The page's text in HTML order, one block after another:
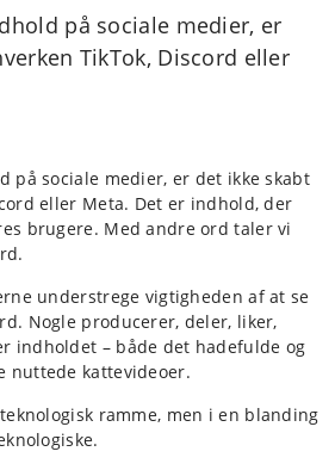
på sociale medier, er
TikTok, Discord eller
på sociale medier, er det ikke skabt
eller Meta. Det er indhold, der
brugere. Med andre ord taler vi
understrege vigtigheden af at se
Nogle producerer, deler, liker,
indholdet – både det hadefulde og
nuttede kattevideoer.
ramme, men i en blanding